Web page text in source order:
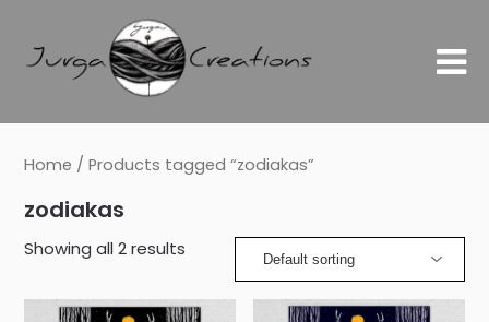
Home / Products tagged “zodiakas”
zodiakas
Showing all 2 results